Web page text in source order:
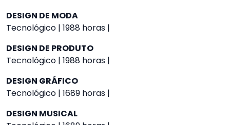
DESIGN DE MODA
Tecnológico | 1988 horas |
DESIGN DE PRODUTO
Tecnológico | 1988 horas |
DESIGN GRÁFICO
Tecnológico | 1689 horas |
DESIGN MUSICAL